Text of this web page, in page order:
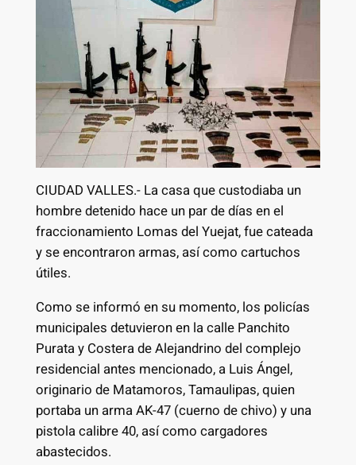
CIUDAD VALLES.- La casa que custodiaba un
hombre detenido hace un par de días en el
fraccionamiento Lomas del Yuejat, fue cateada
y se encontraron armas, así como cartuchos
útiles.
Como se informó en su momento, los policías
municipales detuvieron en la calle Panchito
Purata y Costera de Alejandrino del complejo
residencial antes mencionado, a Luis Ángel,
originario de Matamoros, Tamaulipas, quien
portaba un arma AK-47 (cuerno de chivo) y una
pistola calibre 40, así como cargadores
abastecidos.